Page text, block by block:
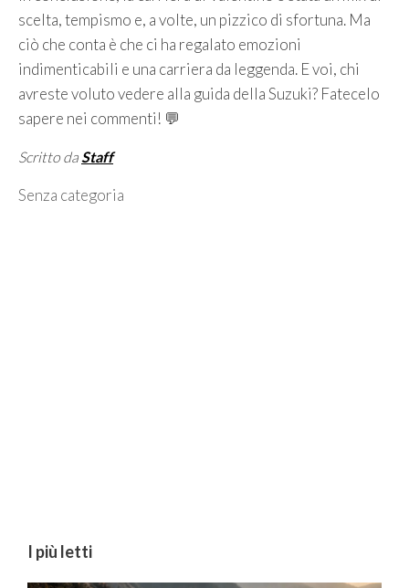
scelta, tempismo e, a volte, un pizzico di sfortuna. Ma
ciò che conta è che ci ha regalato emozioni
indimenticabili e una carriera da leggenda. E voi, chi
avreste voluto vedere alla guida della Suzuki? Fatecelo
sapere nei commenti! 💬
Scritto da Staff
Categorie
Senza categoria
I più letti